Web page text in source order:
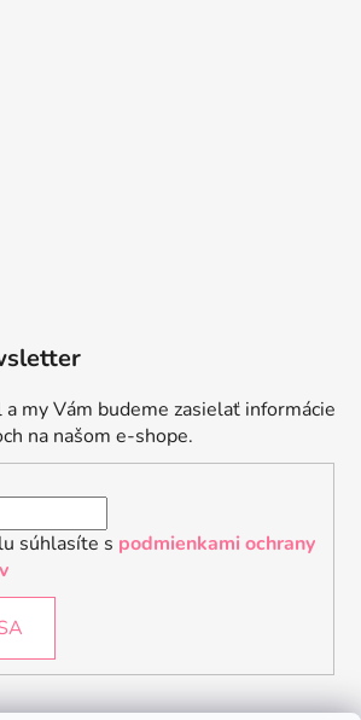
my Vám budeme zasielať informácie
na našom e-shope.
súhlasíte s podmienkami ochrany